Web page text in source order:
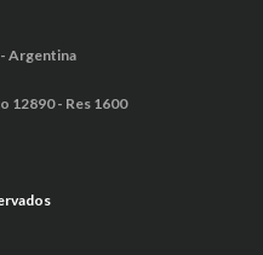
Argentina
12890 - Res 1600